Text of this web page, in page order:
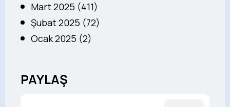
Mart 2025 (411)
Şubat 2025 (72)
Ocak 2025 (2)
PAYLAŞ